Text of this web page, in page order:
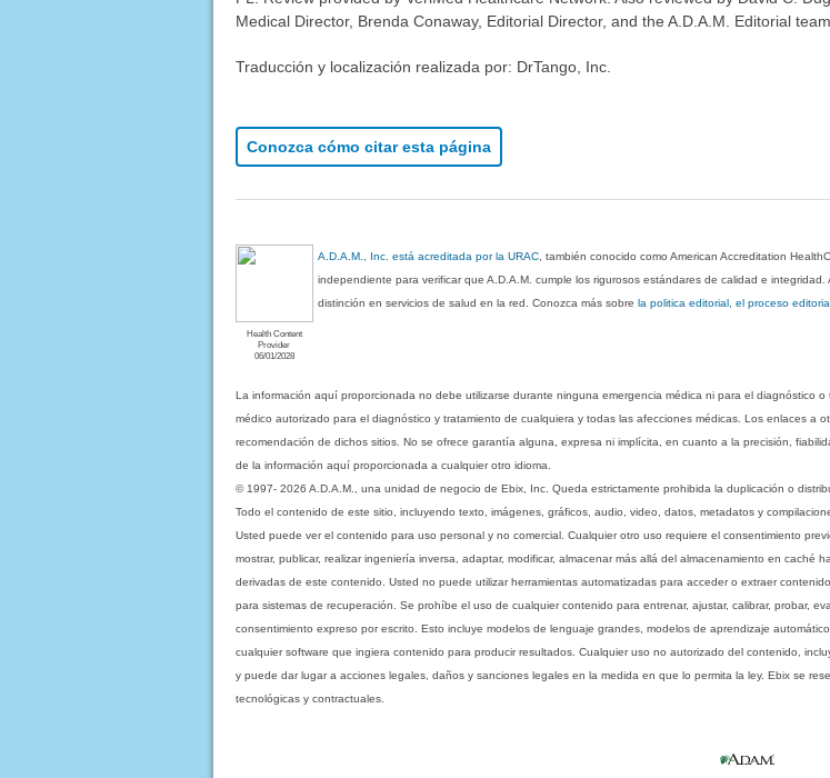
Medical Director, Brenda Conaway, Editorial Director, and the A.D.A.M. Editorial team.
Traducción y localización realizada por: DrTango, Inc.
Conozca cómo citar esta página
Health Content
Provider
06/01/2028
A.D.A.M., Inc. está acreditada por la URAC , también conocido como American Accreditation
independiente para verificar que A.D.A.M. cumple los rigurosos estándares de calidad e
distinción en servicios de salud en la red. Conozca más sobrela politica editorial, el proceso
La información aquí proporcionada no debe utilizarse durante ninguna emergencia médica ni para el diagnóstico
médico autorizado para el diagnóstico y tratamiento de cualquiera y todas las afecciones médicas. Los enlaces a
recomendación de dichos sitios. No se ofrece garantía alguna, expresa ni implícita, en cuanto a la precisión,
de la información aquí proporcionada a cualquier otro idioma.
© 1997- 2026 A.D.A.M., una unidad de negocio de Ebix, Inc. Queda estrictamente prohibida la duplicación o
Todo el contenido de este sitio, incluyendo texto, imágenes, gráficos, audio, video, datos, metadatos y
Usted puede ver el contenido para uso personal y no comercial. Cualquier otro uso requiere el consentimiento
mostrar, publicar, realizar ingeniería inversa, adaptar, modificar, almacenar más allá del almacenamiento en
derivadas de este contenido. Usted no puede utilizar herramientas automatizadas para acceder o extraer
para sistemas de recuperación. Se prohíbe el uso de cualquier contenido para entrenar, ajustar, calibrar, probar,
consentimiento expreso por escrito. Esto incluye modelos de lenguaje grandes, modelos de aprendizaje
cualquier software que ingiera contenido para producir resultados. Cualquier uso no autorizado del contenido,
y puede dar lugar a acciones legales, daños y sanciones legales en la medida en que lo permita la ley. Ebix se
tecnológicas y contractuales.